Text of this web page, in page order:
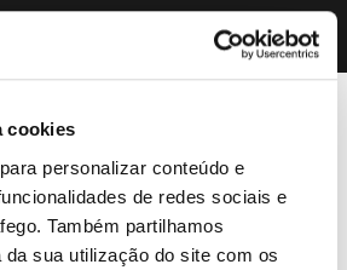
cookies
personalizar conteúdo e
de redes sociais e
Também partilhamos
sua utilização do site com os